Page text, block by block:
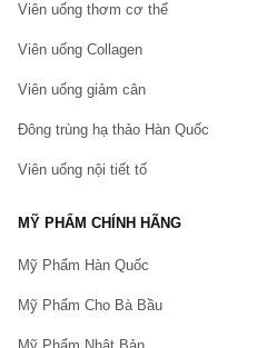
Viên uống thơm cơ thể
Viên uống Collagen
Viên uống giảm cân
Đông trùng hạ thảo Hàn Quốc
Viên uống nội tiết tố
MỸ PHẨM CHÍNH HÃNG
Mỹ Phẩm Hàn Quốc
Mỹ Phẩm Cho Bà Bầu